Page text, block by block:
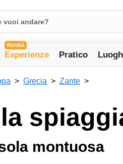
Novità
Esperienze Pratico
Grecia Zante
montuosa